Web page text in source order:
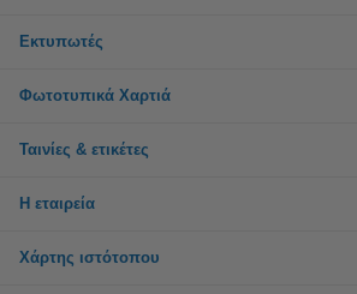
Εκτυπωτές
Φωτοτυπικά Χαρτιά
Ταινίες & ετικέτες
Η εταιρεία
Χάρτης ιστότοπου